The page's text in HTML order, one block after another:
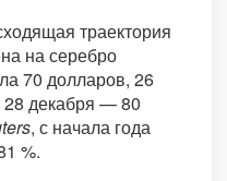
траектория
на серебро
70 долларов, 26
декабря — 80
, с начала года
%.